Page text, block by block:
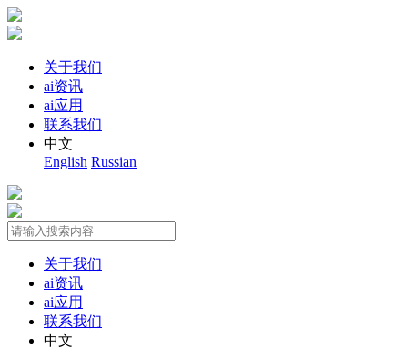
关于我们
ai资讯
ai应用
联系我们
中文
English Russian
关于我们
ai资讯
ai应用
联系我们
中文